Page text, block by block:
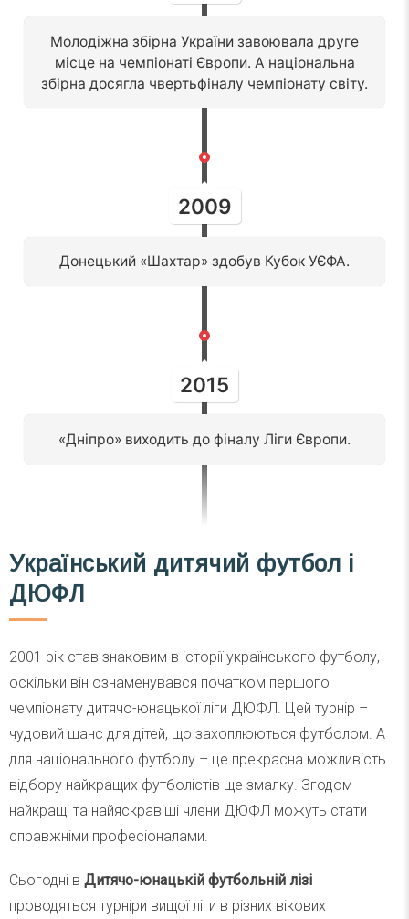
Молодіжна збірна України завоювала друге
місце на чемпіонаті Європи. А національна
збірна досягла чвертьфіналу чемпіонату світу.
2009
Донецький «Шахтар» здобув Кубок УЄФА.
2015
«Дніпро» виходить до фіналу Ліги Європи.
Український дитячий футбол і
ДЮФЛ
2001 рік став знаковим в історії українського футболу,
оскільки він ознаменувався початком першого
чемпіонату дитячо-юнацької ліги ДЮФЛ. Цей турнір –
чудовий шанс для дітей, що захоплюються футболом. А
для національного футболу – це прекрасна можливість
відбору найкращих футболістів ще змалку. Згодом
найкращі та найяскравіші члени ДЮФЛ можуть стати
справжніми професіоналами.
Сьогодні в Дитячо-юнацькій футбольній лізі
проводяться турніри вищої ліги в різних вікових